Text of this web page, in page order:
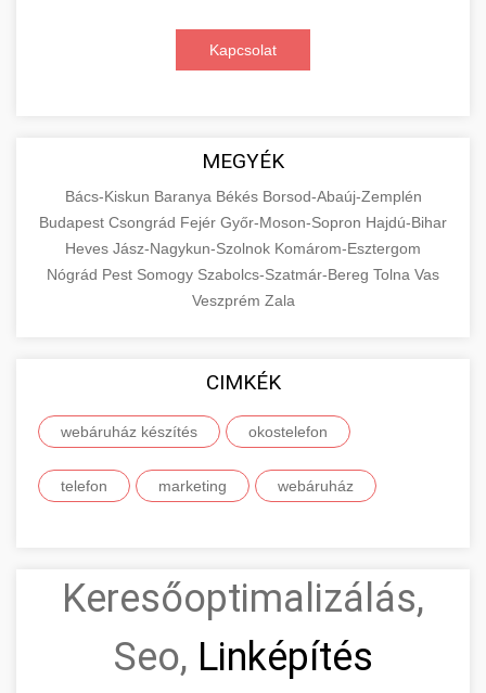
Kapcsolat
MEGYÉK
Bács-Kiskun Baranya Békés Borsod-Abaúj-Zemplén
Budapest Csongrád Fejér Győr-Moson-Sopron Hajdú-Bihar
Heves Jász-Nagykun-Szolnok Komárom-Esztergom
Nógrád Pest Somogy Szabolcs-Szatmár-Bereg Tolna Vas
Veszprém Zala
CIMKÉK
webáruház készítés okostelefon
telefon marketing webáruház
Keresőoptimalizálás,
Seo, Linképítés